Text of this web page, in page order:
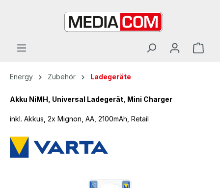
Energy Zubehör Ladegeräte
Akku NiMH, Universal Ladegerät, Mini Charger
inkl. Akkus, 2x Mignon, AA, 2100mAh, Retail
Bildergalerie überspringen